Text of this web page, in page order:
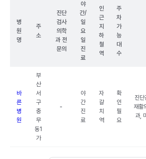
병
원
명
주
소
진단
검사
의학
과 전
문의
야
간/
일
요
일
진
료
인
근
지
하
철
역
주
차
가
능
대
수
바
른
병
원
부
산
서
구
충
무
동1
가
-
야
간
진
료
자
갈
치
역
확
인
필
요
진단
재활
과,